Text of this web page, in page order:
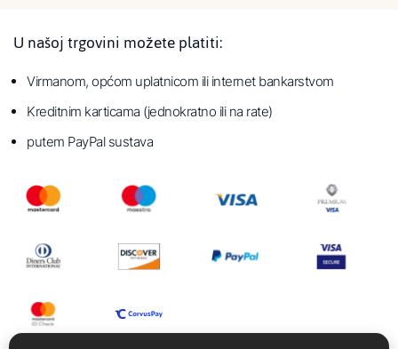
U našoj trgovini možete platiti:
Virmanom, općom uplatnicom ili internet bankarstvom
Kreditnim karticama (jednokratno ili na rate)
putem PayPal sustava